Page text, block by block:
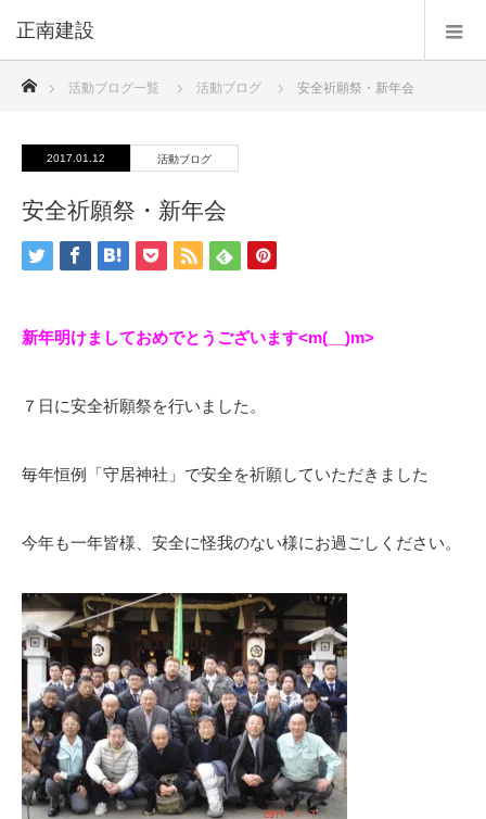
正南建設
ホーム
活動ブログ一覧 活動ブログ 安全祈願祭・新年会
2017.01.12 活動ブログ
安全祈願祭・新年会
新年明けましておめでとうございます<m(__)m>
７日に安全祈願祭を行いました。
毎年恒例「守居神社」で安全を祈願していただきました
今年も一年皆様、安全に怪我のない様にお過ごしください。